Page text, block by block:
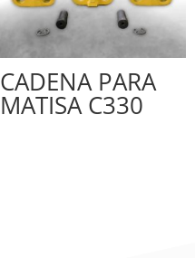
CADENA PARA
MATISA C330